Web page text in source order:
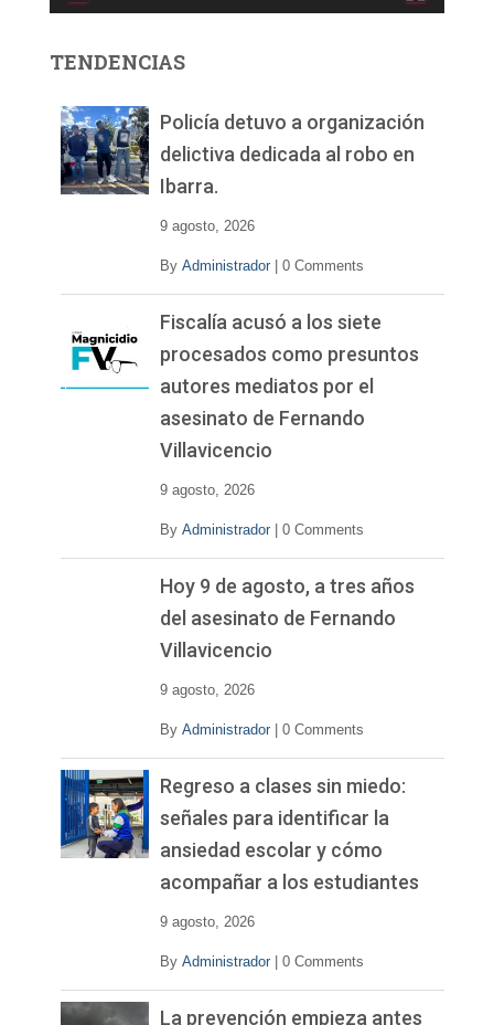
d
TENDENCIAS
Policía detuvo a organización
delictiva dedicada al robo en
Ibarra.
9 agosto, 2026
By Administrador 0 Comments
Fiscalía acusó a los siete
procesados como presuntos
autores mediatos por el
asesinato de Fernando
Villavicencio
9 agosto, 2026
By Administrador 0 Comments
Hoy 9 de agosto, a tres años
del asesinato de Fernando
Villavicencio
9 agosto, 2026
By Administrador 0 Comments
Regreso a clases sin miedo:
señales para identificar la
ansiedad escolar y cómo
acompañar a los estudiantes
9 agosto, 2026
By Administrador 0 Comments
La prevención empieza antes